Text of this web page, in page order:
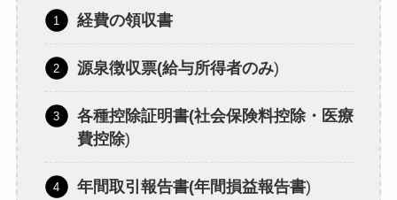
経費の領収書
源泉徴収票(給与所得者のみ)
各種控除証明書(社会保険料控除・医療
費控除)
年間取引報告書(年間損益報告書)